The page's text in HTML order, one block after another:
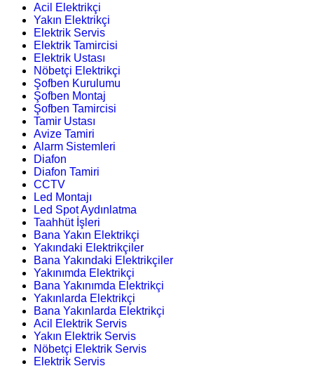
Acil Elektrikçi
Yakın Elektrikçi
Elektrik Servis
Elektrik Tamircisi
Elektrik Ustası
Nöbetçi Elektrikçi
Şofben Kurulumu
Şofben Montaj
Şofben Tamircisi
Tamir Ustası
Avize Tamiri
Alarm Sistemleri
Diafon
Diafon Tamiri
CCTV
Led Montajı
Led Spot Aydınlatma
Taahhüt İşleri
Bana Yakın Elektrikçi
Yakındaki Elektrikçiler
Bana Yakındaki Elektrikçiler
Yakınımda Elektrikçi
Bana Yakınımda Elektrikçi
Yakınlarda Elektrikçi
Bana Yakınlarda Elektrikçi
Acil Elektrik Servis
Yakın Elektrik Servis
Nöbetçi Elektrik Servis
Elektrik Servis